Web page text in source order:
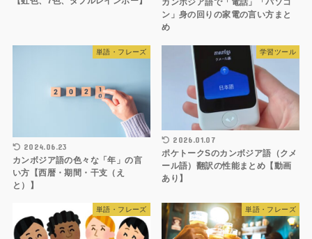
カンボジア語で「電話」「パソコ
ン」身の回りの家電の言い方まと
め
単語・フレーズ
2024.06.23
カンボジア語の色々な「年」の言
い方【西暦・期間・干支（え
と）】
学習ツール
2026.01.07
ポケトークSのカンボジア語（クメ
ール語）翻訳の性能まとめ【動画
あり】
単語・フレーズ 単語・フレーズ